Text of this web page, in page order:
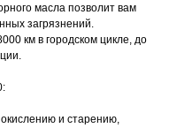
масла позволит вам
загрязнений.
км в городском цикле, до
и старению,